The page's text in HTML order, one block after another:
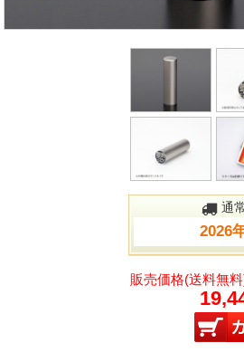
通
2026
販売価格(送料無